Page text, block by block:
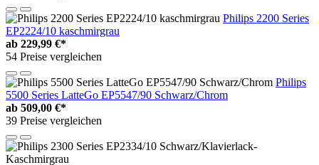
Philips 2200 Series
EP2224/10 kaschmirgrau
ab 229,99 €*
54 Preise vergleichen
Philips
5500 Series LatteGo EP5547/90 Schwarz/Chrom
ab 509,00 €*
39 Preise vergleichen